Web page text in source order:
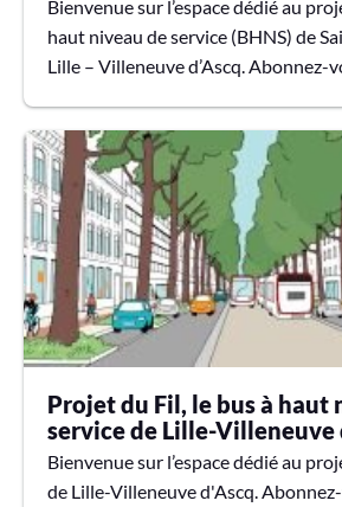
Bienvenue sur l’espace dédié au
haut niveau de service (BHNS) de
Lille – Villeneuve d’Ascq. Abonnez-
Projet du Fil, le bus à haut
service de Lille-Villeneuve
Bienvenue sur l’espace dédié au
de Lille-Villeneuve d'Ascq.